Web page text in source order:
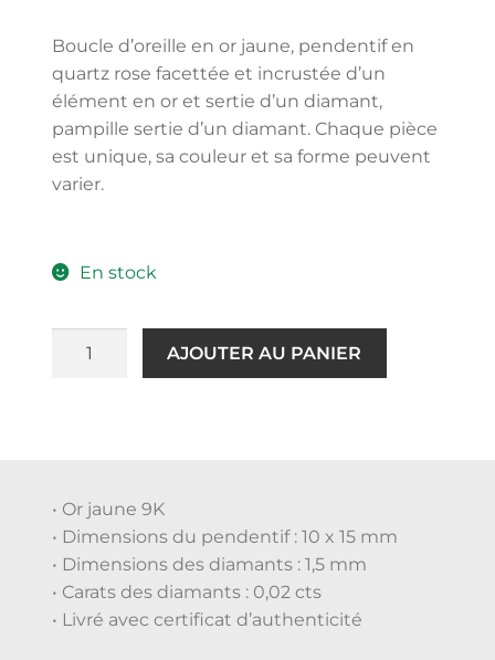
Boucle d’oreille en or jaune, pendentif en
quartz rose facettée et incrustée d’un
élément en or et sertie d’un diamant,
pampille sertie d’un diamant. Chaque pièce
est unique, sa couleur et sa forme peuvent
varier.
En stock
AJOUTER AU PANIER
• Or jaune 9K
• Dimensions du pendentif : 10 x 15 mm
• Dimensions des diamants : 1,5 mm
• Carats des diamants : 0,02 cts
• Livré avec certificat d’authenticité